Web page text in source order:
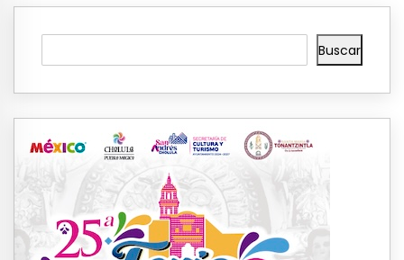
Buscar